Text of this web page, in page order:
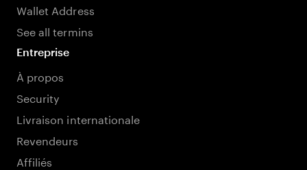
Wallet Address
See all termins
Entreprise
À propos
Security
Livraison internationale
Revendeurs
Affiliés